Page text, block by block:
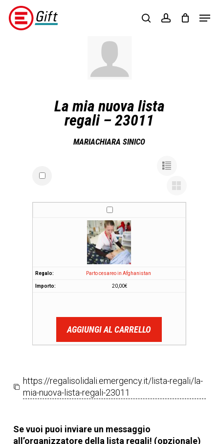
Skip
main
searchaccount
La mia nuova lista
regali – 23011
MARIACHIARA SINICO
Parto cesareo in Afghanistan
20,00€
AGGIUNGI AL CARRELLO
https://regalisolidali.emergency.it/lista-regali/la-
mia-nuova-lista-regali-23011
Se vuoi puoi inviare un messaggio
all’organizzatore della lista regali! (opzionale)